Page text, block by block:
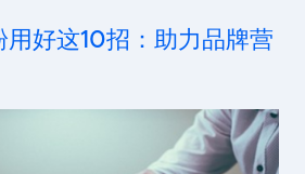
好这10招：助力品牌营